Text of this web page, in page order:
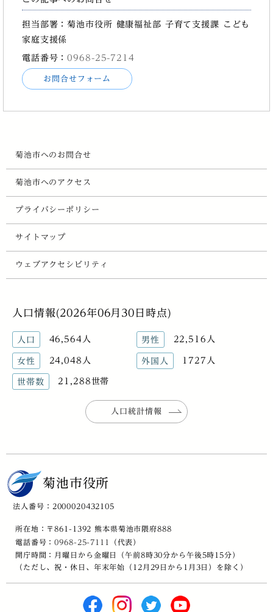
担当部署：菊池市役所 健康福祉部 子育て支援課 こども
家庭支援係
電話番号：0968-25-7214
お問合せフォーム
菊池市へのお問合せ
菊池市へのアクセス
プライバシーポリシー
サイトマップ
ウェブアクセシビリティ
人口情報(2026年06月30日時点)
人口 46,564人 男性 22,516人
女性 24,048人 外国人 1727人
世帯数 21,288世帯
人口統計情報
菊池市役所
法人番号：2000020432105
所在地：〒861-1392 熊本県菊池市隈府888
電話番号：0968-25-7111
（代表）
開庁時間：月曜日から金曜日（午前8時30分から午後5時15分）
（ただし、祝・休日、年末年始（12月29日から1月3日）を除く）